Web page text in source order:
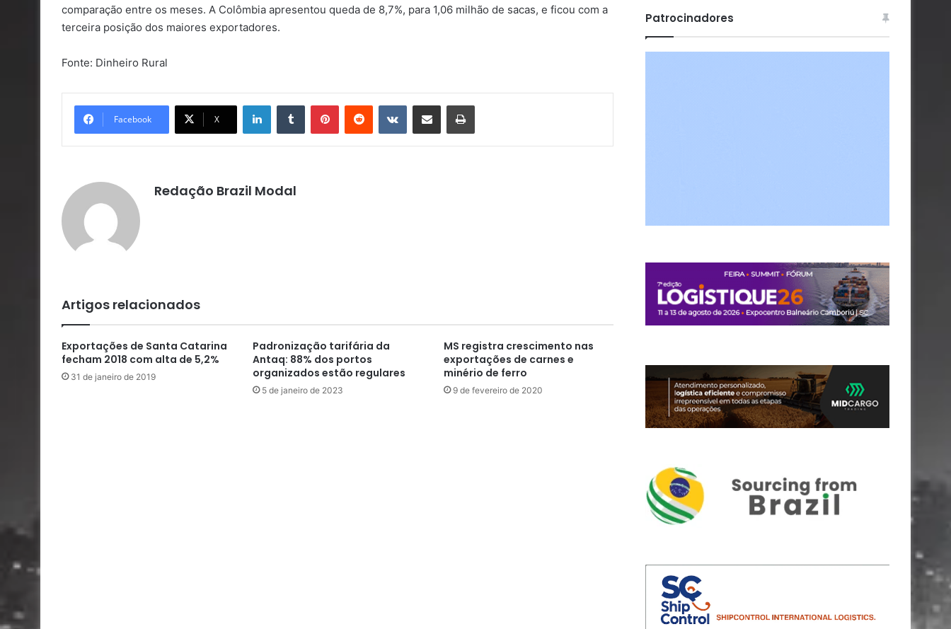
comparação entre os meses. A Colômbia apresentou queda de 8,7%, para 1,06 milhão de sacas, e ficou com a
terceira posição dos maiores exportadores.
Fonte: Dinheiro Rural
Facebook X
LinkedinTumblr PinterestReddit VK Compartilhar via e-mail Imprimir
Redação Brazil Modal
Artigos relacionados
Exportações de Santa Catarina
fecham 2018 com alta de 5,2%
31 de janeiro de 2019
Padronização tarifária da
Antaq: 88% dos portos
organizados estão regulares
5 de janeiro de 2023
MS registra crescimento nas
exportações de carnes e
minério de ferro
9 de fevereiro de 2020
Patrocinadores